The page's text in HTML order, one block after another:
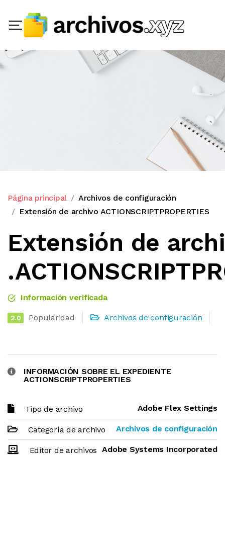
Página principal
Archivos de configuración
Extensión de archivo ACTIONSCRIPTPROPERTIES
Extensión de
Información verificada
2.0 Popularidad Archivos de configuración
INFORMACIÓN SOBRE EL EXPEDIENTE
ACTIONSCRIPTPROPERTIES
Tipo de archivo Adobe Flex Settings
Categoría de archivo Archivos de configuración
Editor de archivos Adobe Systems Incorporated